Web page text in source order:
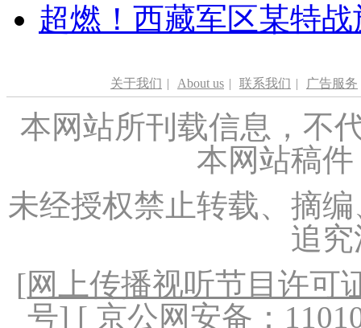
超燃！西藏军区某特
关于我们 | About us | 联系我们 | 广告服务
本网站所刊载信息，不
本网站稿
未经授权禁止转载、摘
追
[网上传播视听节目许可
号] [ 京公网安备：